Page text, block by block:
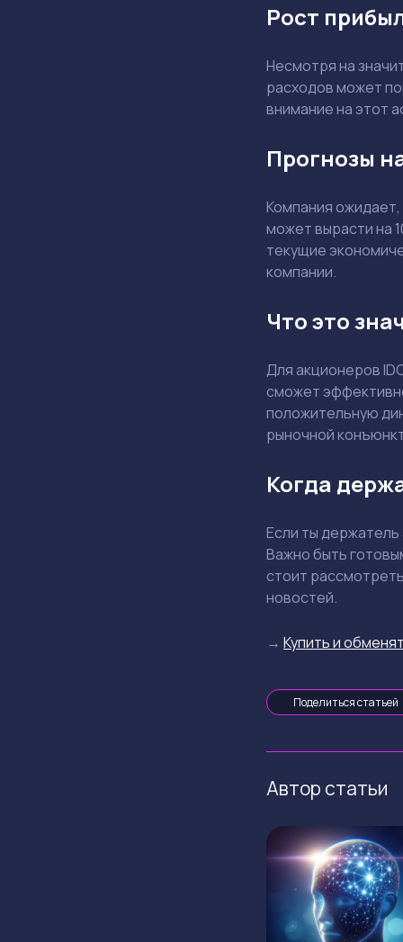
Рост
Несмотря на
расходов может
внимание на этот
Прогнозы
Компания
может вырасти на
текущие
компании.
Что это
Для акционеров
сможет
положительную
рыночной
Когда
Если ты
Важно быть
стоит
новостей.
→ Купить и
Поделиться статьей
Автор статьи